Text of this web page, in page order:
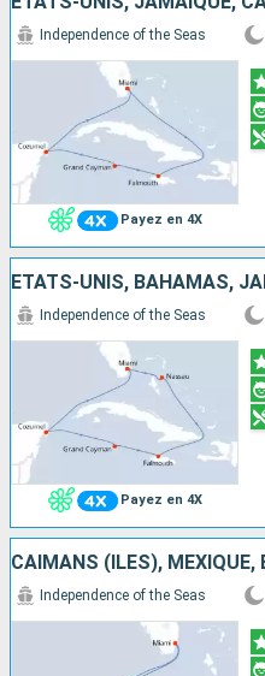
Payez en 4X
Independence of the Seas
Payez en 4X
Independence of the Seas
CAÏMANS (ÎLES), MEXIQUE,
Independence of the Seas